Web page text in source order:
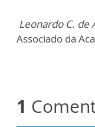
Leonardo C. de
Associado da
1